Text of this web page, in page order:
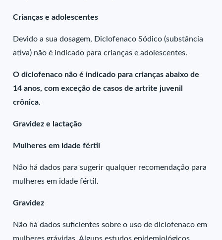
Crianças e adolescentes
Devido a sua dosagem, Diclofenaco Sódico (substância
ativa) não é indicado para crianças e adolescentes.
O diclofenaco não é indicado para crianças abaixo de
14 anos, com exceção de casos de artrite juvenil
crônica.
Gravidez e lactação
Mulheres em idade fértil
Não há dados para sugerir qualquer recomendação para
mulheres em idade fértil.
Gravidez
Não há dados suficientes sobre o uso de diclofenaco em